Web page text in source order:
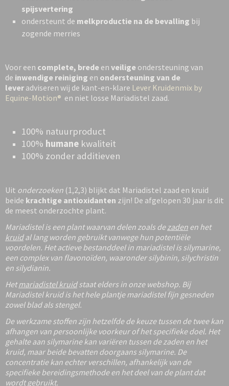
spijsvertering
ondersteunt de melkproductie na de bevalling bij
zogende merries
Voor een complete, brede en veilige ondersteuning van
de inwendige reiniging en ondersteuning van de
lever adviseren wij de kant-en-klare Lever Kruidenmix by
Equine-Motion® en niet losse Mariadistel zaad.
100% natuurproduct
100% humane kwaliteit
100% zonder additieven
Uit onderzoeken (1,2,3) blijkt dat Mariadistel zaad en kruid
beide krachtige antioxidanten zijn! De afgelopen 30 jaar is dit
de meest onderzochte plant.
Mariadistel is een plant waarvan delen zoals dezaden en het
kruidal lang worden gebruikt vanwege hun potentiële
voordelen. Het actieve bestanddeel in mariadistel is silymarine,
een complex van flavonoïden, waaronder silybinin, silychristin
en silydianin.
Hetmariadistel kruidstaat elders in onze webshop. Bij
Mariadistel kruid is het hele plantje mariadistel fijn gesneden
zowel blad als stengel.
De werkzame stoffen zijn hetzelfde de keuze tussen de twee kan
afhangen van persoonlijke voorkeur of het specifieke doel. Het
gehalte aan silymarine kan variëren tussen de zaden en het
kruid, maar beide bevatten doorgaans silymarine. De
concentratie kan echter verschillen, afhankelijk van de
specifieke bereidingsmethode en het deel van de plant dat
wordt gebruikt.